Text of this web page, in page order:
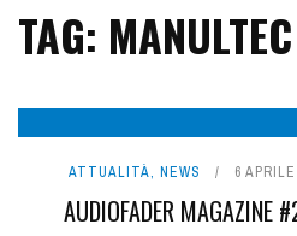
TAG:
ATTUALITÀ, NEWS 6
AUDIOFADER MAGAZINE